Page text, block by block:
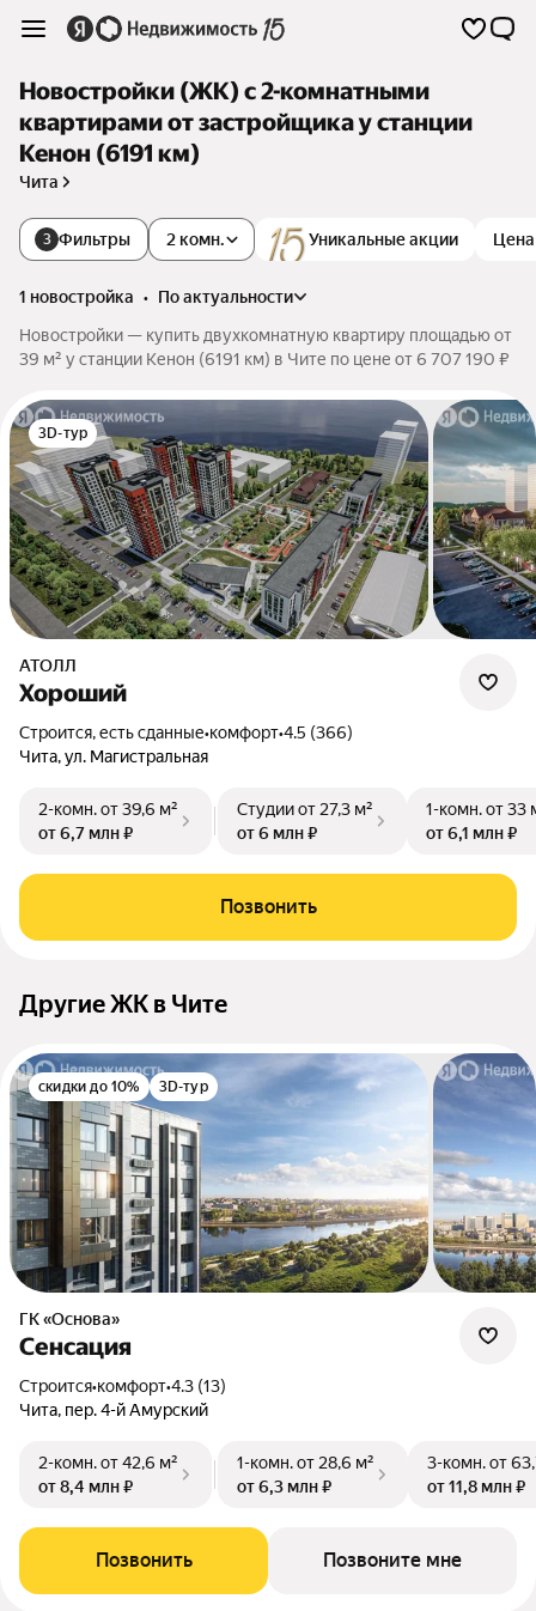
Новостройки (ЖК) с 2-комнатными
квартирами от застройщика у станции
Кенон (6191 км)
Чита
3 Фильтры Уникальные акции Цена
2 комн.
1 новостройка •
по актуальности
Новостройки — купить двухкомнатную квартиру площадью от
39 м² у станции Кенон (6191 км) в Чите по цене от 6 707 190 ₽
3D-тур
АТОЛЛ
Хороший
Строится, есть сданные•комфорт•4.5 (366)
Чита, ул. Магистральная
2-комн.от 39,6 м²
от 6,7 млн ₽
Студииот 27,3 м²
от 6 млн ₽
1-комн.от 33
от 6,1 млн ₽
Позвонить
Другие ЖК в Чите
скидки до 10% 3D-тур
ГК «Основа»
Сенсация
Строится•комфорт•4.3 (13)
Чита, пер. 4-й Амурский
2-комн.от 42,6 м²
от 8,4 млн ₽
1-комн.от 28,6 м²
от 6,3 млн ₽
3-комн.от
от 11,8 млн ₽
Позвонить Позвоните мне